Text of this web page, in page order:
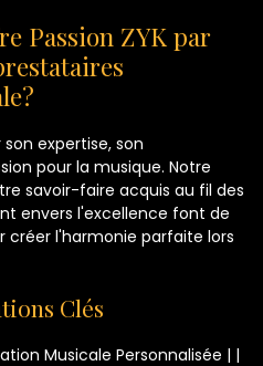
Passion ZYK par
son expertise, son
pour la musique. Notre
savoir-faire acquis au fil des
envers l'excellence font de
créer l'harmonie parfaite lors
Clés
Musicale Personnalisée | |